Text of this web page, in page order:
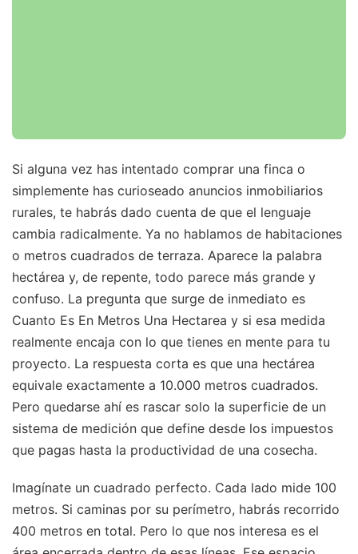
Si alguna vez has intentado comprar una finca o
simplemente has curioseado anuncios inmobiliarios
rurales, te habrás dado cuenta de que el lenguaje
cambia radicalmente. Ya no hablamos de habitaciones
o metros cuadrados de terraza. Aparece la palabra
hectárea y, de repente, todo parece más grande y
confuso. La pregunta que surge de inmediato es
Cuanto Es En Metros Una Hectarea y si esa medida
realmente encaja con lo que tienes en mente para tu
proyecto. La respuesta corta es que una hectárea
equivale exactamente a 10.000 metros cuadrados.
Pero quedarse ahí es rascar solo la superficie de un
sistema de medición que define desde los impuestos
que pagas hasta la productividad de una cosecha.
Imagínate un cuadrado perfecto. Cada lado mide 100
metros. Si caminas por su perímetro, habrás recorrido
400 metros en total. Pero lo que nos interesa es el